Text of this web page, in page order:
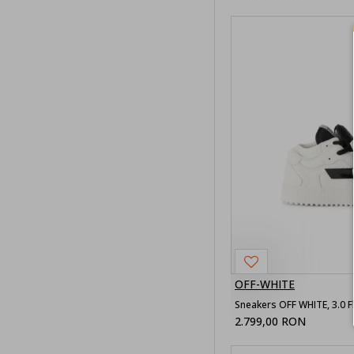
OFF-WHITE
2.799,00 RON